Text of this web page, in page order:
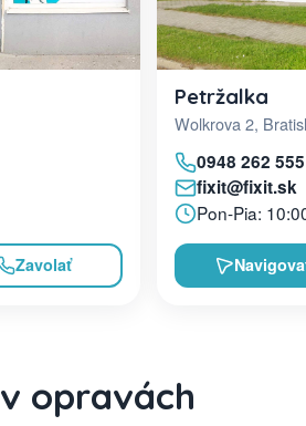
Zavolať
Petržalka
Wolkrova 2,
0948 262 555
fixit@fixit.sk
Pon-Pia:
opravách